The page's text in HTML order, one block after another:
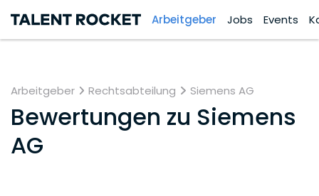
Arbeitgeber Jobs Events
Arbeitgeber Rechtsabteilung Siemens AG
Bewertungen zu Siemens
AG